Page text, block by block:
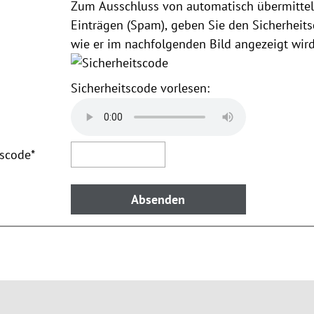
Zum Ausschluss von automatisch
Einträgen (Spam), geben Sie den
wie er im nachfolgenden Bild angezeigt
Sicherheitscode vorlesen:
*